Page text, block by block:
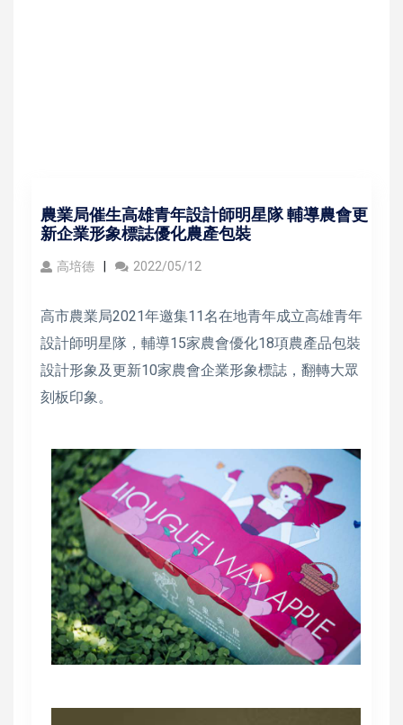
農業局催生高雄青年設計師明星隊 輔導農會更
新企業形象標誌優化農產包裝
高培德 2022/05/12
高市農業局2021年邀集11名在地青年成立高雄青年
設計師明星隊，輔導15家農會優化18項農產品包裝
設計形象及更新10家農會企業形象標誌，翻轉大眾
刻板印象。